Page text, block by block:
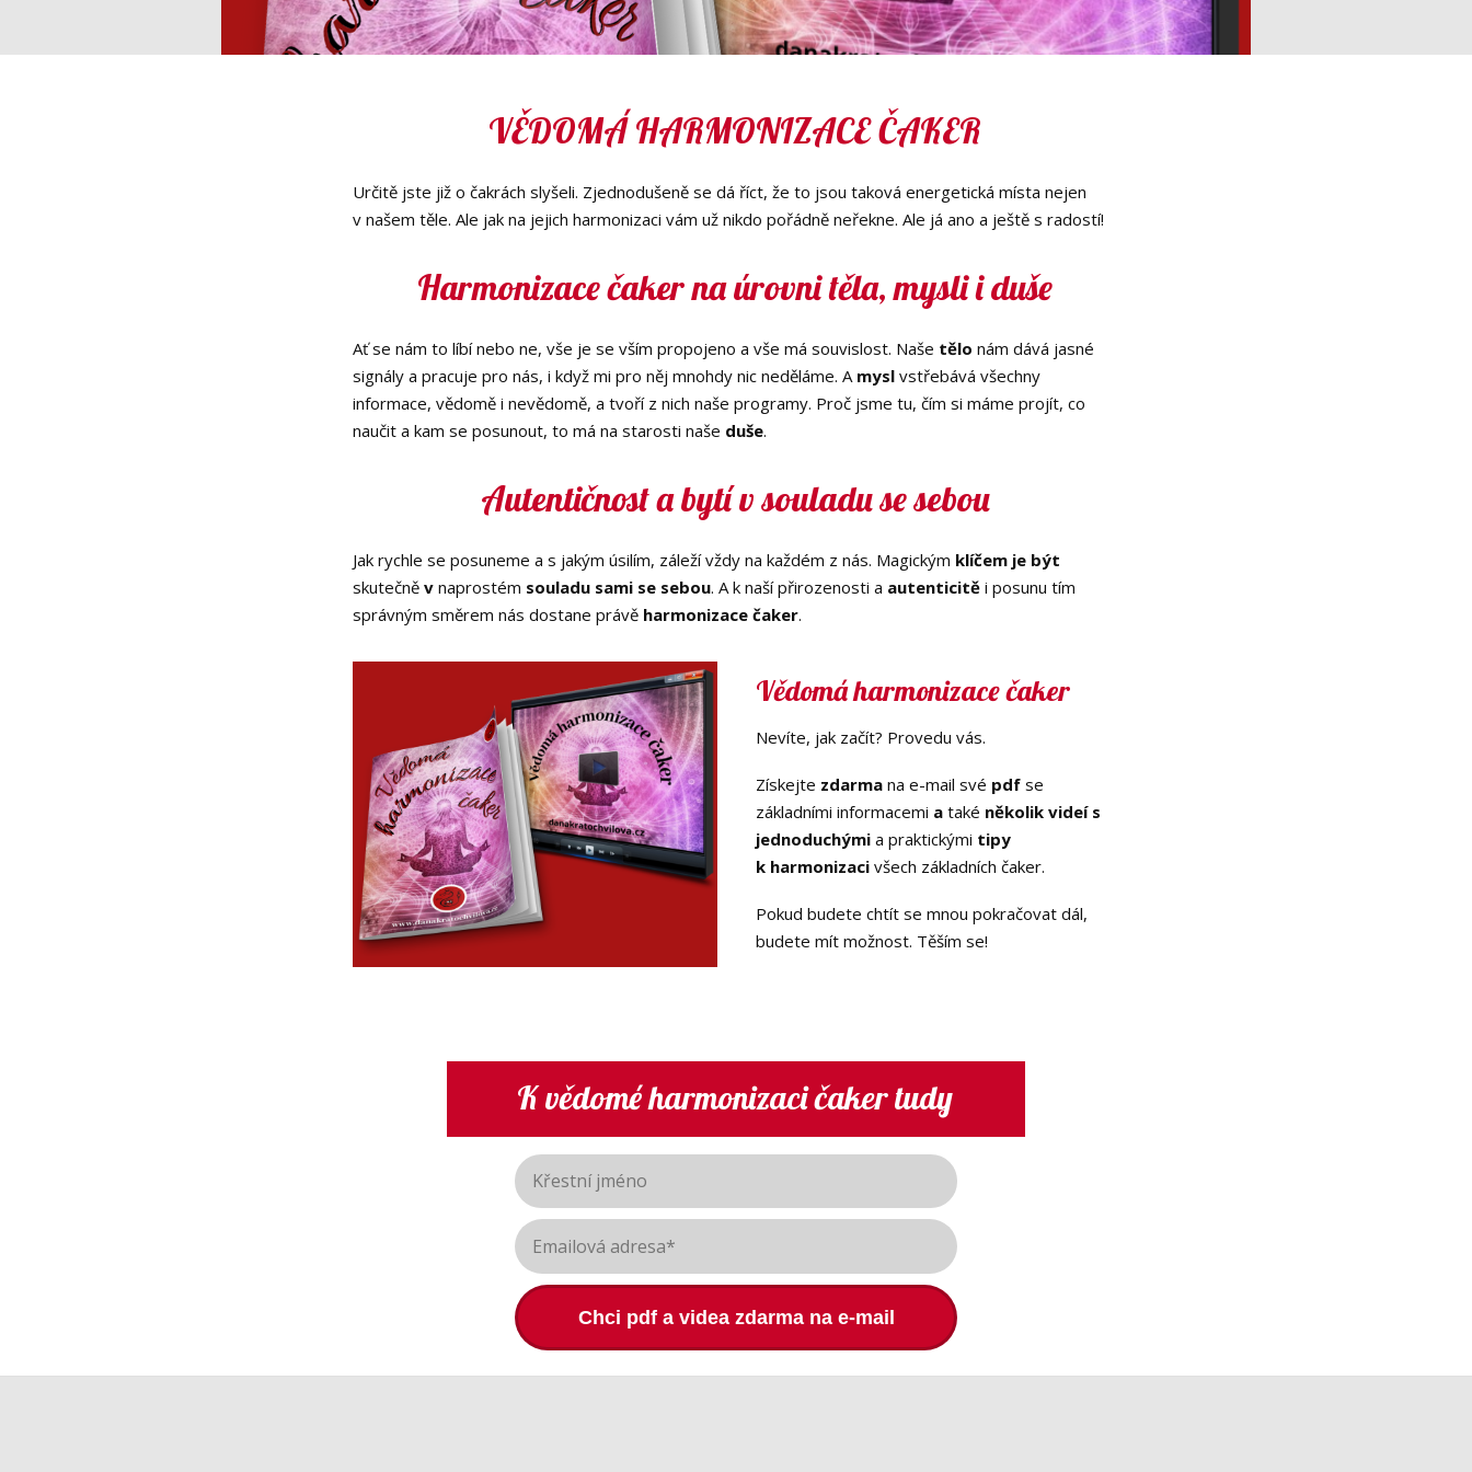
VĚDOMÁ HARMONIZACE ČAKER
Určitě jste již o čakrách slyšeli. Zjednodušeně se dá říct, že to jsou taková energetická místa nejen
v našem těle. Ale jak na jejich harmonizaci vám už nikdo pořádně neřekne. Ale já ano a ještě s radostí!
Harmonizace čaker na úrovni těla, mysli i duše
Ať se nám to líbí nebo ne, vše je se vším propojeno a vše má souvislost. Naše tělo nám dává jasné
signály a pracuje pro nás, i když mi pro něj mnohdy nic neděláme. A mysl vstřebává všechny
informace, vědomě i nevědomě, a tvoří z nich naše programy. Proč jsme tu, čím si máme projít, co
naučit a kam se posunout, to má na starosti naše duše.
Autentičnost a bytí v souladu se sebou
Jak rychle se posuneme a s jakým úsilím, záleží vždy na každém z nás. Magickým klíčem je být
skutečně v naprostém souladu sami se sebou. A k naší přirozenosti a autenticitě i posunu tím
správným směrem nás dostane právě harmonizace čaker.
Vědomá harmonizace čaker
Nevíte, jak začít? Provedu vás.
Získejte zdarmana e-mail své pdfse
základními informacemi ataké několik videí s
jednoduchýmia praktickými tipy
k harmonizacivšech základních čaker.
Pokud budete chtít se mnou pokračovat dál,
budete mít možnost. Těším se!
K vědomé harmonizaci čaker tudy
Chci pdf a videa zdarma na e-mail